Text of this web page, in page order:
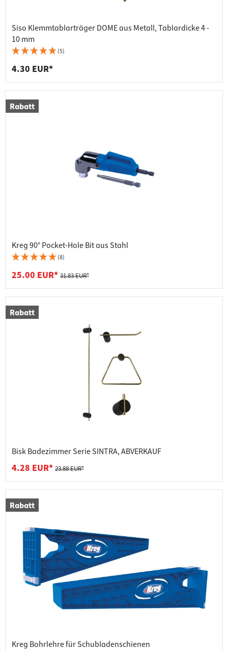
Siso Klemmtablarträger DOME aus Metall, Tablardicke 4 -
10 mm
(5)
4.30 EUR*
Rabatt
Kreg 90° Pocket-Hole Bit aus Stahl
(8)
25.00 EUR* 31.83 EUR*
Rabatt
Bisk Badezimmer Serie SINTRA, ABVERKAUF
4.28 EUR* 23.88 EUR*
Rabatt
Kreg Bohrlehre für Schubladenschienen